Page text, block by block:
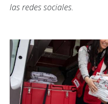
las redes sociales.